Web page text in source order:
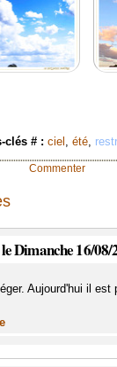
clés # : ciel , été,
Commenter
Dimanche 16/08/
Aujourd'hui il est